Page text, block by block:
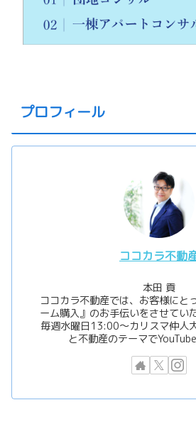
プロフィール
ココカラ不動
本田 貢
ココカラ不動産では、お客様にと
ーム購入』のお手伝いをさせてい
毎週水曜日13:00〜カリスマ仲人
と不動産のテーマで